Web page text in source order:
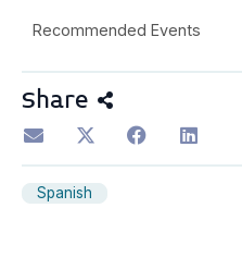
Recommended Events
Share
Spanish